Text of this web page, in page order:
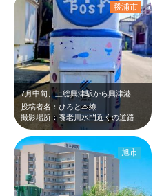
7月中旬、上総興津駅から興津港海浜公園に向かう養老川水門近くにお洒落なポストが…
投稿者名：ひろと本線
撮影場所：養老川水門近くの道路
勝浦市
旭市